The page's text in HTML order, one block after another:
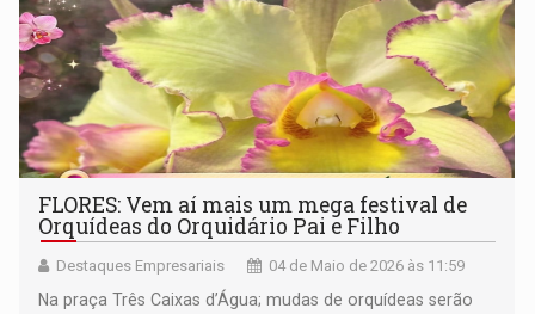
FLORES: Vem aí mais um mega festival de
Orquídeas do Orquidário Pai e Filho
Destaques Empresariais 04 de Maio de 2026 às 11:59
Na praça Três Caixas d’Água; mudas de orquídeas serão